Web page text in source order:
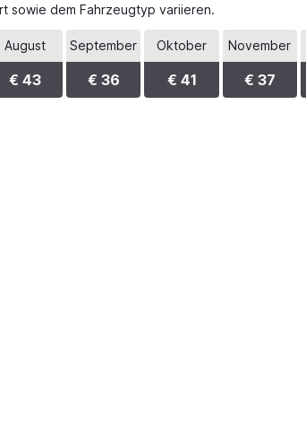
sowie dem Fahrzeugtyp variieren.
August
€ 43
September
€ 36
Oktober
€ 41
November
€ 37